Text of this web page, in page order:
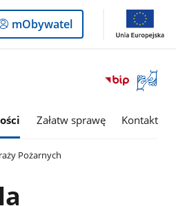
Logowanie
do
mObywatel
Otwórz
okno
Załatw sprawę Kontakt
Pożarnych